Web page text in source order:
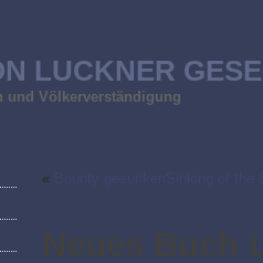
LUCKNER
und Völkerverständigung
«
Neues Buch